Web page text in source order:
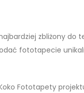
zbliżony do
fototapecie
Fototapety